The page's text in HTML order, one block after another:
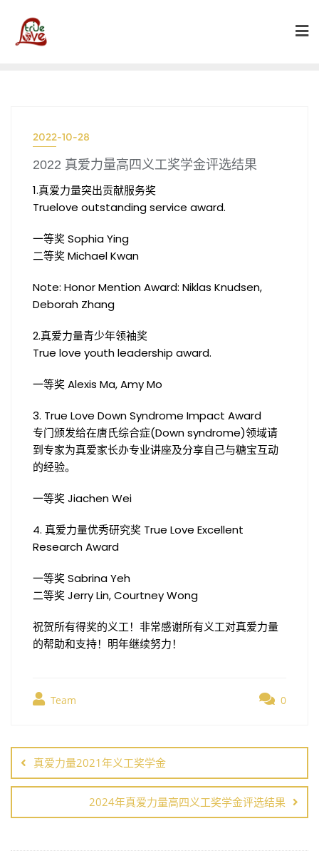
content
2022-10-28
2022 真爱力量高四义工奖学金评选结果
1.真爱力量突出贡献服务奖
Truelove outstanding service award.
一等奖 Sophia Ying
二等奖 Michael Kwan
Note: Honor Mention Award: Niklas Knudsen,
Deborah Zhang
2.真爱力量青少年领袖奖
True love youth leadership award.
一等奖 Alexis Ma, Amy Mo
3. True Love Down Syndrome Impact Award
专门颁发给在唐氏综合症(Down syndrome)领域请
到专家为真爱家长办专业讲座及分享自己与糖宝互动
的经验。
一等奖 Jiachen Wei
4. 真爱力量优秀研究奖 True Love Excellent
Research Award
一等奖 Sabrina Yeh
二等奖 Jerry Lin, Courtney Wong
祝贺所有得奖的义工！非常感谢所有义工对真爱力量
的帮助和支持！明年继续努力！
Team 0
章
导
航
真爱力量2021年义工奖学金
2024年真爱力量高四义工奖学金评选结果